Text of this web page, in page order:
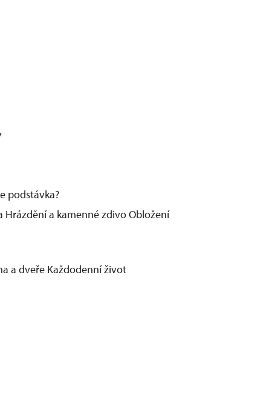
podstávka?
Hrázdění a kamenné zdivo Obložení
a dveře Každodenní život